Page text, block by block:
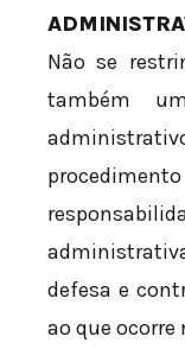
Não se
também
defesa e
ao que